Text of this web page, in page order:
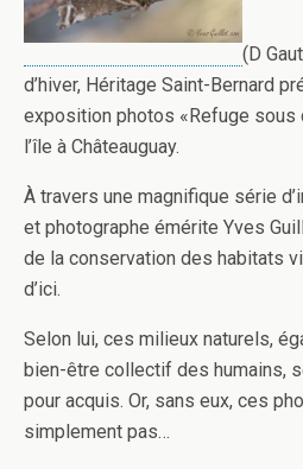
(D
d’hiver, Héritage Saint-Bernard
exposition photos «Refuge sous
l’île à Châteauguay.
À travers une magnifique série
et photographe émérite Yves
de la conservation des habitats
d’ici.
Selon lui, ces milieux naturels,
bien-être collectif des humains,
pour acquis. Or, sans eux, ces
simplement pas…